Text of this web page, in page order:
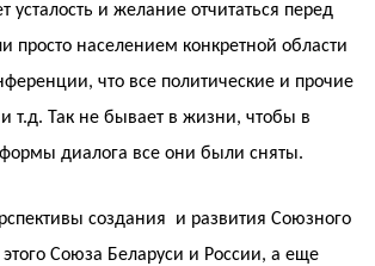
усталость и желание отчитаться перед
просто населением конкретной области
что все политические и прочие
т.д. Так не бывает в жизни, чтобы в
формы диалога все они были сняты.
создания и развития Союзного
этого Союза Беларуси и России, а еще